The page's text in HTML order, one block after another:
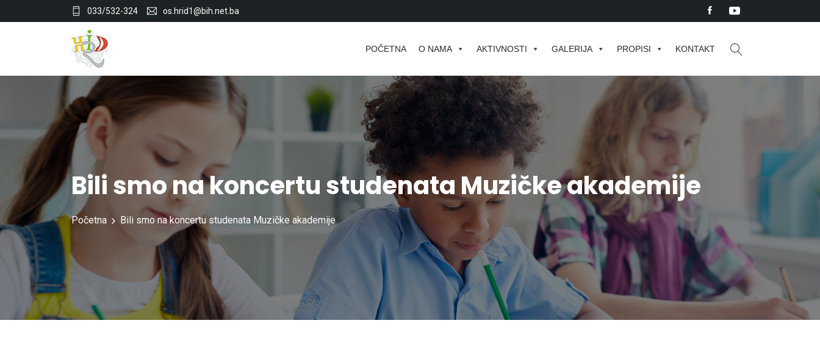
033/532-324 os.hrid1@bih.net.ba
POČETNA O NAMA AKTIVNOSTI GALERIJA PROPISI KONTAKT
Bili smo na koncertu studenata Muzičke akademije
Početna Bili smo na koncertu studenata Muzičke akademije